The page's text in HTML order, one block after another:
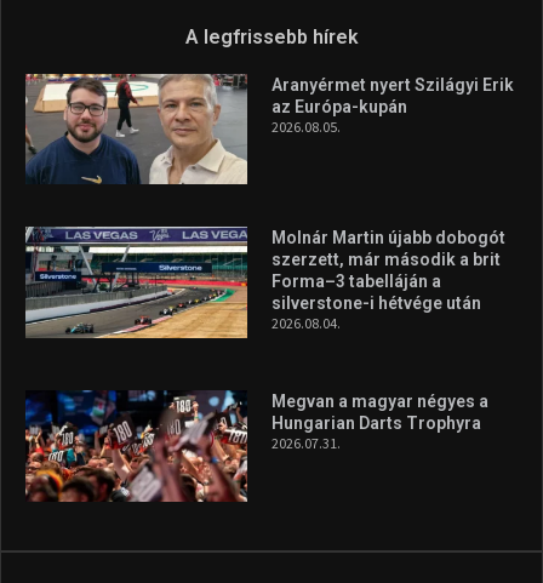
A legfrissebb hírek
Aranyérmet nyert Szilágyi Erik
az Európa-kupán
2026.08.05.
Molnár Martin újabb dobogót
szerzett, már második a brit
Forma–3 tabelláján a
silverstone-i hétvége után
2026.08.04.
Megvan a magyar négyes a
Hungarian Darts Trophyra
2026.07.31.